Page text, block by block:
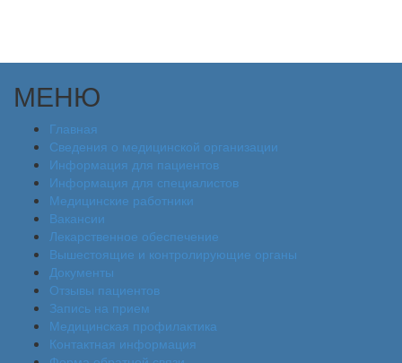
МЕНЮ
Главная
Сведения о медицинской организации
Информация для пациентов
Информация для специалистов
Медицинские работники
Вакансии
Лекарственное обеспечение
Вышестоящие и контролирующие органы
Документы
Отзывы пациентов
Запись на прием
Медицинская профилактика
Контактная информация